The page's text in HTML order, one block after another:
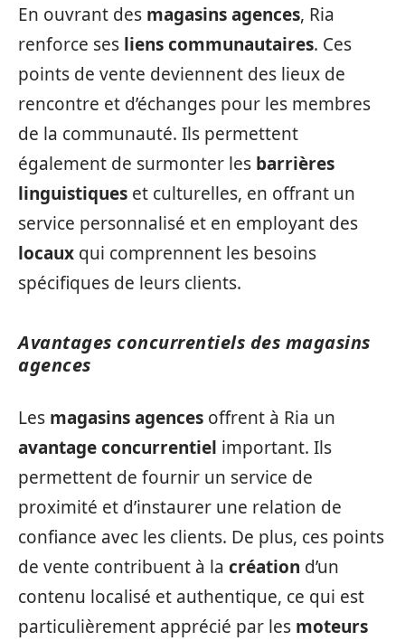
En ouvrant des magasins agences, Ria
renforce ses liens communautaires. Ces
points de vente deviennent des lieux de
rencontre et d’échanges pour les membres
de la communauté. Ils permettent
également de surmonter les barrières
linguistiques et culturelles, en offrant un
service personnalisé et en employant des
locaux qui comprennent les besoins
spécifiques de leurs clients.
Avantages concurrentiels des magasins
agences
Les magasins agences offrent à Ria un
avantage concurrentiel important. Ils
permettent de fournir un service de
proximité et d’instaurer une relation de
confiance avec les clients. De plus, ces points
de vente contribuent à la création d’un
contenu localisé et authentique, ce qui est
particulièrement apprécié par les moteurs